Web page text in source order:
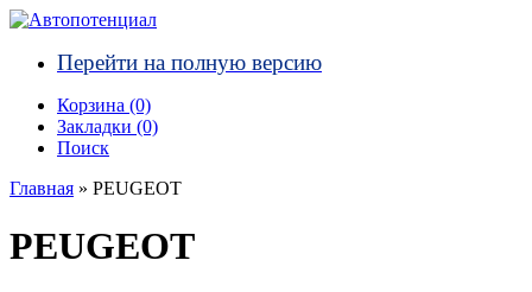
Перейти на полную версию
Корзина (0)‎
Закладки (0)
Поиск
Главная » PEUGEOT
PEUGEOT